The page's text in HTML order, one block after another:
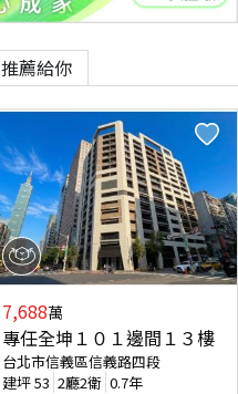
推薦給你
7,688萬
專任全坤１０１邊間１３樓
台北市信義區信義路四段
建坪53 2廳2衛 0.7年